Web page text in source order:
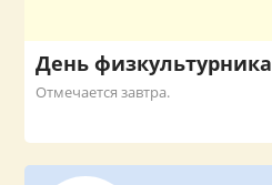
День физкультурника
Отмечается завтра.